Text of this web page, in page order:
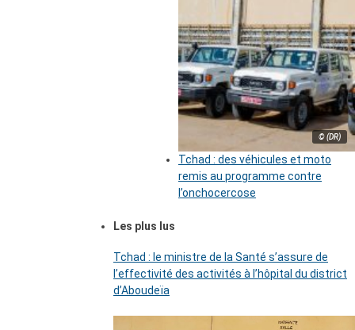
© (DR)
Tchad : des véhicules et moto
remis au programme contre
l’onchocercose
Les plus lus
Tchad : le ministre de la Santé s’assure de
l’effectivité des activités à l’hôpital du district
d’Aboudeïa